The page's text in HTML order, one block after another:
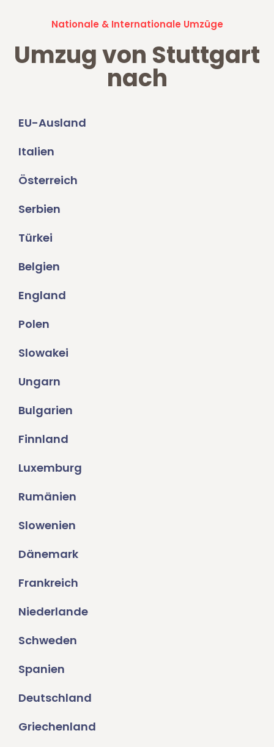
Nationale & Internationale Umzüge
Umzug von Stuttgart
nach
EU-Ausland
Italien
Österreich
Serbien
Türkei
Belgien
England
Polen
Slowakei
Ungarn
Bulgarien
Finnland
Luxemburg
Rumänien
Slowenien
Dänemark
Frankreich
Niederlande
Schweden
Spanien
Deutschland
Griechenland